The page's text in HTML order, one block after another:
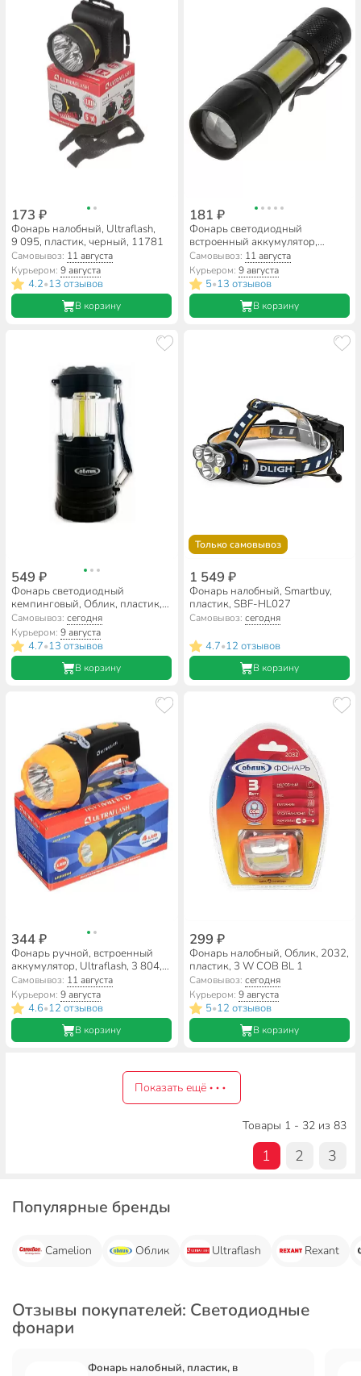
173 ₽
Фонарь налобный, Ultraflash,
9 095, пластик, черный, 11781
Самовывоз: 11 августа
Курьером:9 августа
4.2•13 отзывов
В корзину
181 ₽
Фонарь светодиодный
встроенный аккумулятор,
зарядка от USB, металл, в
коробке, DJ004
Самовывоз: 11 августа
Курьером: 9 августа
5•13 отзывов
В корзину
549 ₽
Фонарь светодиодный
кемпинговый, Облик, пластик,
4031 - 3 COB+1 LED (3*AA),
УТ-00000744
Самовывоз:сегодня
Курьером:9 августа
4.7•13 отзывов
В корзину
Только самовывоз
1 549 ₽
Фонарь налобный, Smartbuy,
пластик, SBF-HL027
Самовывоз: сегодня
4.7•12 отзывов
В корзину
344 ₽
Фонарь ручной, встроенный
аккумулятор, Ultraflash, 3 804,
зарядка от сети 220 В, пластик,
режим SOS, черно-желтый,
9215
Самовывоз: 11 августа
Курьером:9 августа
4.6•12 отзывов
В корзину
299 ₽
Фонарь налобный, Облик, 2032,
пластик, 3 W COB BL 1
Самовывоз: сегодня
Курьером: 9 августа
5•12 отзывов
В корзину
Показать ещё
Товары 1 - 32 из 83
1 2 3
Популярные бренды
Camelion Облик Ultraflash Rexant
Отзывы покупателей: Светодиодные
фонари
Фонарь налобный, пластик, в